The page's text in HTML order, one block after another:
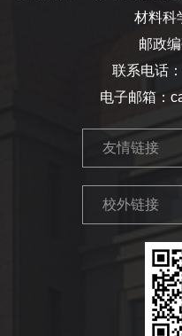
材料科
邮政
联系电话
电子邮箱：
友情链接
校外链接